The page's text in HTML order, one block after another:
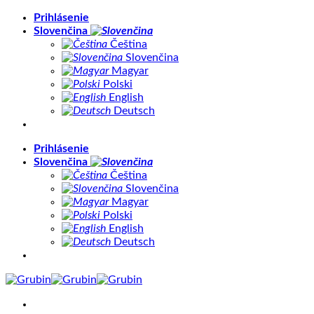
Skip
Prihlásenie
Slovenčina
Čeština
Slovenčina
Magyar
Polski
English
Deutsch
Prihlásenie
Slovenčina
Čeština
Slovenčina
Magyar
Polski
English
Deutsch